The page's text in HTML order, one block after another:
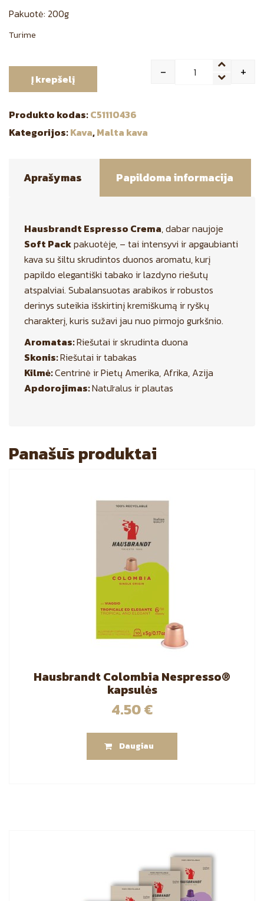
Pakuotė: 200g
Turime
Quantity
- +
Į krepšelį
Produkto kodas:C51110436
Kategorijos:Kava,Malta kava
Aprašymas Papildoma informacija
Hausbrandt Espresso Crema, dabar naujoje
Soft Packpakuotėje, – tai intensyvi ir apgaubianti
kava su šiltu skrudintos duonos aromatu, kurį
papildo elegantiški tabako ir lazdyno riešutų
atspalviai. Subalansuotas arabikos ir robustos
derinys suteikia išskirtinį kremiškumą ir ryškų
charakterį, kuris sužavi jau nuo pirmojo gurkšnio.
Aromatas:Riešutai ir skrudinta duona
Skonis:Riešutai ir tabakas
Kilmė:Centrinė ir Pietų Amerika, Afrika, Azija
Apdorojimas:Natūralus ir plautas
Panašūs produktai
Hausbrandt Colombia Nespresso®
kapsulės
4.50€
Daugiau